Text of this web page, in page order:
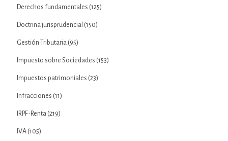
Derechos fundamentales (125)
Doctrina jurisprudencial (150)
Gestión Tributaria (95)
Impuesto sobre Sociedades (153)
Impuestos patrimoniales (23)
Infracciones (11)
IRPF-Renta (219)
IVA (105)